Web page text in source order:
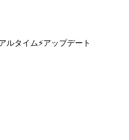
ルタイム⚡️アップデート